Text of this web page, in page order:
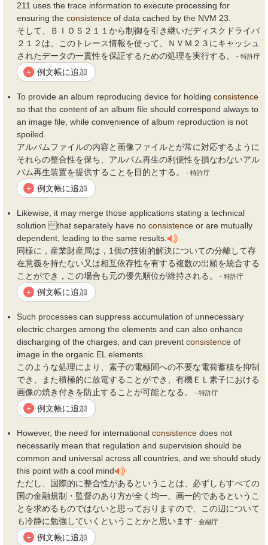
211 uses the trace information to execute processing for
ensuring the consistence of data cached by the NVM 23.
そして、ＢＩＯＳ２１１から制御を引き継いだディスクドライバ
２１２は、このトレース情報を使って、ＮＶＭ２３にキャッシュ
されたデータの一貫性を保証するための処理を実行する。
- 特許庁
+ 例文帳に追加
To provide an album reproducing device for holding consistence
so that the content of an album file should correspond always to
an image file, while convenience of album reproduction is not
spoiled.
アルバムファイルの内容と画像ファイルとが常に対応するように
それらの整合性を保ち、アルバム再生の利便性を損なわないアル
バム再生装置を提供することを目的とする。
- 特許庁
+ 例文帳に追加
Likewise, it may merge those applications stating a technical
solution that separately have no consistence or are mutually
dependent, leading to the same results.
同様に，産業財産局は，1個の技術的解決についての分離して存
在意義を持たない又は相互依存性を有する複数の出願を統合する
ことができ，この場合も元の優先順位が維持される。
- 特許庁
+ 例文帳に追加
Such processes can suppress accumulation of unnecessary
electric charges among the elements and can also enhance
discharging of the charges, and can prevent consistence of
image in the organic EL elements.
このような処理により、素子の電極間への不要な電荷蓄積を抑制
でき、また積極的に放電することができ、有機ＥＬ素子における
画像の焼き付きを防止することが可能となる。
- 特許庁
+ 例文帳に追加
However, the need for international consistence does not
necessarily mean that regulation and supervision should be
common and universal across all countries, and we should study
this point with a cool mind
ただし、国際的に整合性があるということは、必ずしもすべての
国の金融規制・監督のあり方が全く均一、画一的であるというこ
とを求めるものではないと思っておりますので、この辺について
も冷静に勉強していくということかと思います - 金融庁
+ 例文帳に追加